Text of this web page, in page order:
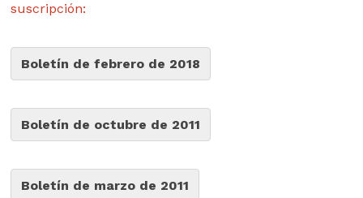
suscripción:
Boletín de febrero de 2018
Boletín de octubre de 2011
Boletín de marzo de 2011